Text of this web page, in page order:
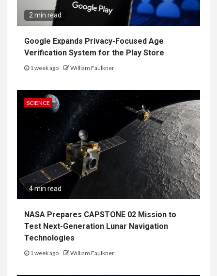
2 min read
Google Expands Privacy-Focused Age
Verification System for the Play Store
1 week ago William Faulkner
SCIENCE
4 min read
NASA Prepares CAPSTONE 02 Mission to
Test Next-Generation Lunar Navigation
Technologies
1 week ago William Faulkner